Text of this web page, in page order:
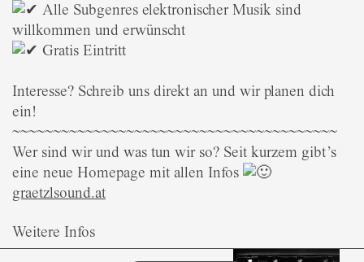
Alle Subgenres elektronischer Musik sind
willkommen und erwünscht
Gratis Eintritt
Interesse? Schreib uns direkt an und wir planen dich
ein!
~~~~~~~~~~~~~~~~~~~~~~~~~~~~~~~~~~~~~~~~
Wer sind wir und was tun wir so? Seit kurzem gibt’s
eine neue Homepage mit allen Infos
graetzlsound.at
Weitere Infos